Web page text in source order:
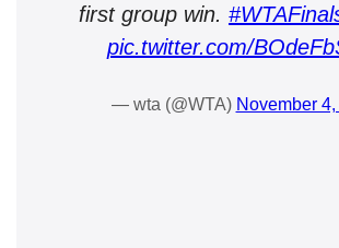
first group win.
pic.twitter.com/
— wta (@WTA) November